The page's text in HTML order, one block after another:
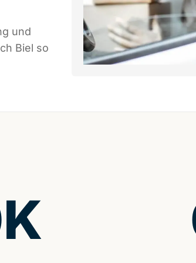
und
Biel so
K